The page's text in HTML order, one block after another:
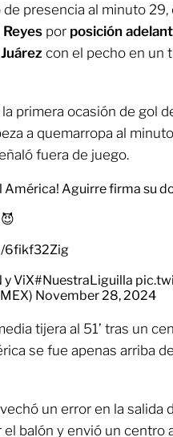
presencia al minuto
por posición
con el pecho en un
primera ocasión de gol
a quemarropa al
fuera de juego.
América! Aguirre firma su
6fikf32Zig
ViX#NuestraLiguilla
November 28, 2024
tijera al 51’ tras un
se fue apenas arriba
un error en la salida
el balón y envió un centro